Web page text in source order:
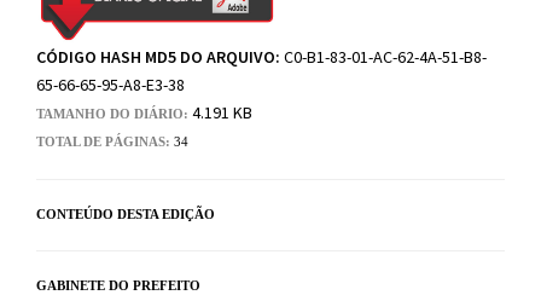
CÓDIGO HASH MD5 DO ARQUIVO: C0-B1-83-01-AC-62-4A-51-B8-
65-66-65-95-A8-E3-38
TAMANHO DO DIÁRIO: 4.191 KB
TOTAL DE PÁGINAS: 34
CONTEÚDO DESTA EDIÇÃO
GABINETE DO PREFEITO